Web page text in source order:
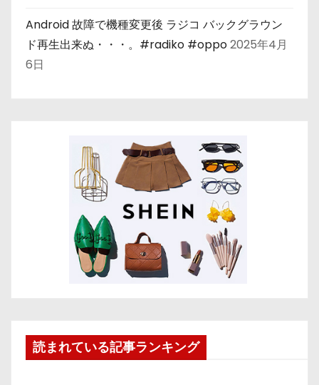
Android 故障で機種変更後 ラジコ バックグラウン
ド再生出来ぬ・・・。#radiko #oppo2025年4月
6日
読まれている記事ランキング